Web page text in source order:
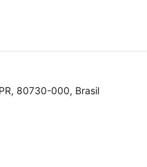
80730-000, Brasil